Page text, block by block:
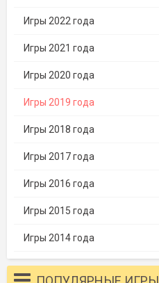
Игры 2022 года
Игры 2021 года
Игры 2020 года
Игры 2019 года
Игры 2018 года
Игры 2017 года
Игры 2016 года
Игры 2015 года
Игры 2014 года